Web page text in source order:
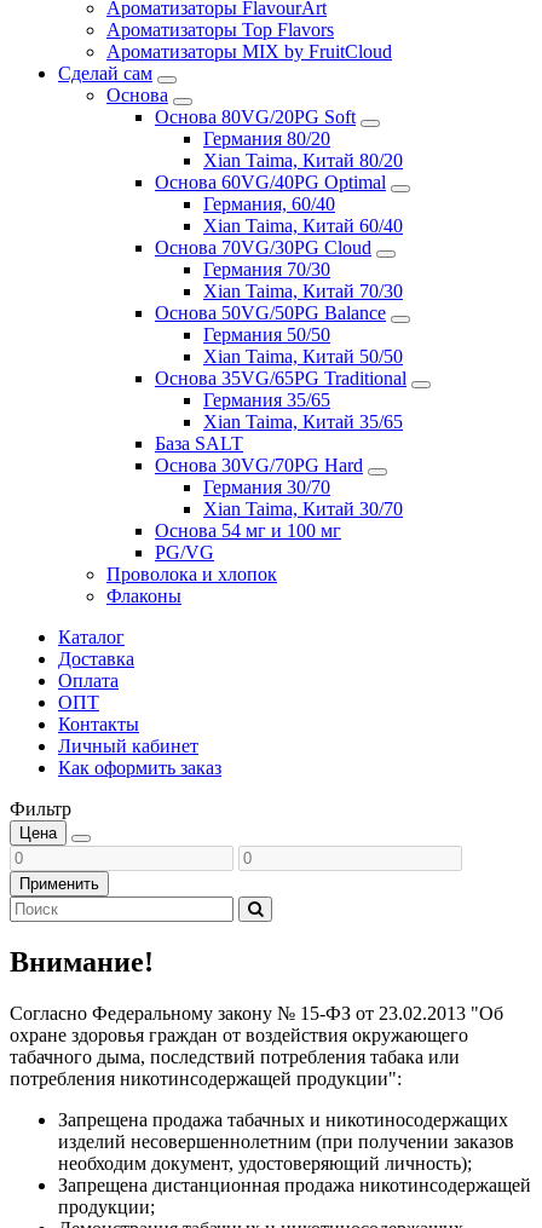
Ароматизаторы FlavourArt
Ароматизаторы Top Flavors
Ароматизаторы MIX by FruitCloud
Сделай сам
Основа
Основа 80VG/20PG Soft
Германия 80/20
Xian Taima, Китай 80/20
Основа 60VG/40PG Optimal
Германия, 60/40
Xian Taima, Китай 60/40
Основа 70VG/30PG Cloud
Германия 70/30
Xian Taima, Китай 70/30
Основа 50VG/50PG Balance
Германия 50/50
Xian Taima, Китай 50/50
Основа 35VG/65PG Traditional
Германия 35/65
Xian Taima, Китай 35/65
База SALT
Основа 30VG/70PG Hard
Германия 30/70
Xian Taima, Китай 30/70
Основа 54 мг и 100 мг
PG/VG
Проволока и хлопок
Флаконы
Каталог
Доставка
Оплата
ОПТ
Контакты
Личный кабинет
Как оформить заказ
Фильтр
Цена
Применить
Внимание!
Согласно Федеральному закону № 15-ФЗ от 23.02.2013 "Об
охране здоровья граждан от воздействия окружающего
табачного дыма, последствий потребления табака или
потребления никотинсодержащей продукции":
Запрещена продажа табачных и никотиносодержащих
изделий несовершеннолетним (при получении заказов
необходим документ, удостоверяющий личность);
Запрещена дистанционная продажа никотинсодержащей
продукции;